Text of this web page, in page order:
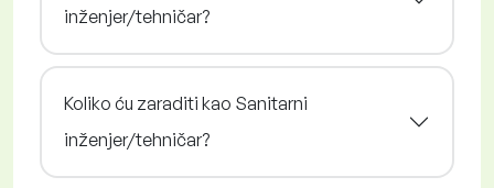
inženjer/tehničar?
Koliko ću zaraditi kao Sanitarni
inženjer/tehničar?